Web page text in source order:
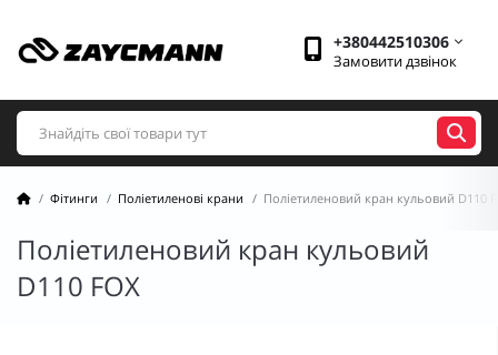
+380442510306
Замовити дзвінок
Фітинги Поліетиленові крани Поліетиленовий кран кульовий D110
Поліетиленовий кран кульовий
D110 FOX